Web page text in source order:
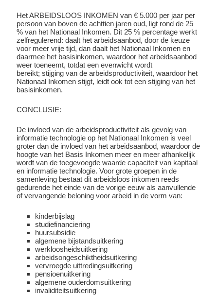
Het ARBEIDSLOOS INKOMEN van € 5.000 per jaar per
persoon van boven de achttien jaren oud, ligt rond de 25
% van het Nationaal Inkomen. Dit 25 % percentage werkt
zelfregulerend: daalt het arbeidsaanbod, door de keuze
voor meer vrije tijd, dan daalt het Nationaal Inkomen en
daarmee het basisinkomen, waardoor het arbeidsaanbod
weer toeneemt, totdat een evenwicht wordt
bereikt; stijging van de arbeidsproductiviteit, waardoor het
Nationaal Inkomen stijgt, leidt ook tot een stijging van het
basisinkomen.
CONCLUSIE:
De invloed van de arbeidsproductiviteit als gevolg van
informatie technologie op het Nationaal Inkomen is veel
groter dan de invloed van het arbeidsaanbod, waardoor de
hoogte van het Basis Inkomen meer en meer afhankelijk
wordt van de toegevoegde waarde capaciteit van kapitaal
en informatie technologie. Voor grote groepen in de
samenleving bestaat dit arbeidsloos inkomen reeds
gedurende het einde van de vorige eeuw als aanvullende
of vervangende beloning voor arbeid in de vorm van:
kinderbijslag
studiefinanciering
huursubsidie
algemene bijstandsuitkering
werkloosheidsuitkering
arbeidsongeschiktheidsuitkering
vervroegde uittredingsuitkering
pensioenuitkering
algemene ouderdomsuitkering
invaliditeitsuitkering